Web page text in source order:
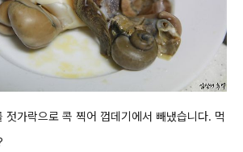
젓가락으로 콕 찍어 껍데기에서 빼냈습니다. 먹